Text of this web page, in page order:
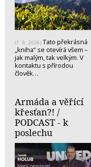
(7. 8. 2026) Tato překrásná
„kniha“ se otevírá všem –
jak malým, tak velkým. V
kontaktu s přírodou
člověk…
Armáda a věřící
křesťan?! /
PODCAST - k
poslechu